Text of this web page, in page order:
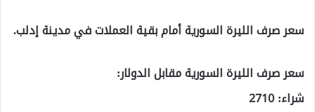
سعر صرف الليرة السورية أمام بقية العملات في مدينة إدلب.
سعر صرف الليرة السورية مقابل الدولار:
شراء: 2710